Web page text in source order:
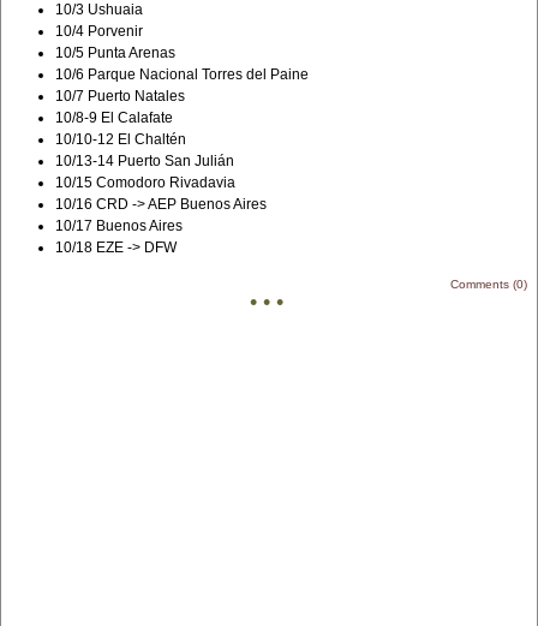
10/3 Ushuaia
10/4 Porvenir
10/5 Punta Arenas
10/6 Parque Nacional Torres del Paine
10/7 Puerto Natales
10/8-9 El Calafate
10/10-12 El Chaltén
10/13-14 Puerto San Julián
10/15 Comodoro Rivadavia
10/16 CRD -> AEP Buenos Aires
10/17 Buenos Aires
10/18 EZE -> DFW
Comments (0)
• • •